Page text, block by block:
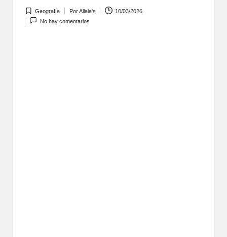
Publicada
en
Geografía PorAllala's
10/03/2026
No hay comentarios